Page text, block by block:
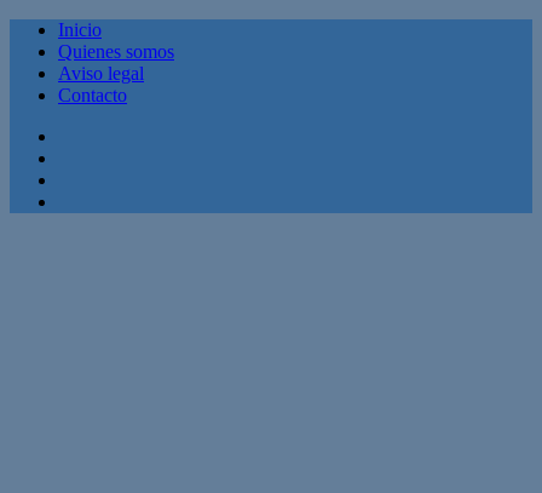
Inicio
Quienes somos
Aviso legal
Contacto